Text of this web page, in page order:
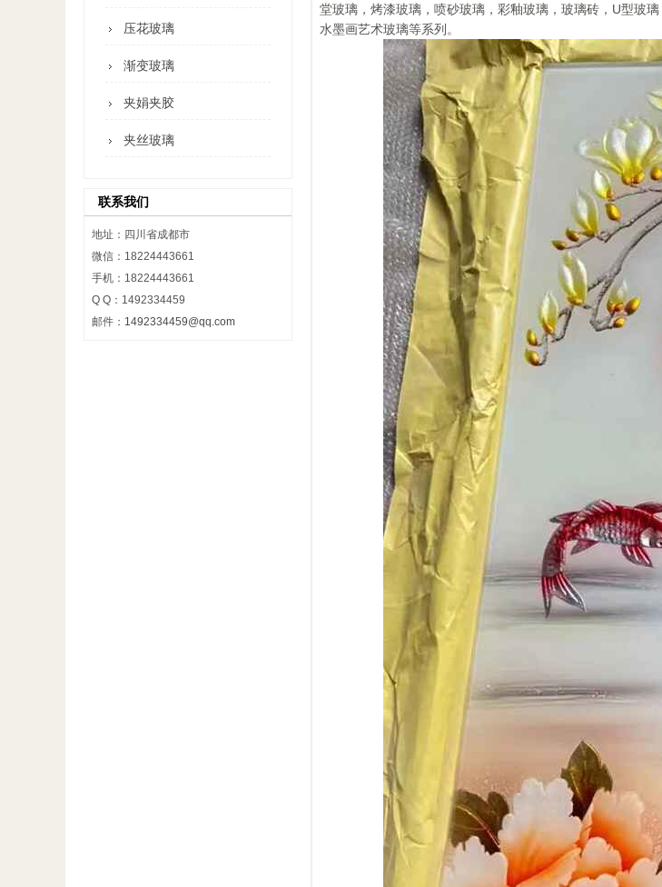
压花玻璃
渐变玻璃
夹娟夹胶
夹丝玻璃
联系我们
地址：四川省成都市
微信：18224443661
手机：18224443661
Q Q：1492334459
邮件： 1492334459@qq.com
堂玻璃，烤漆玻璃，喷砂玻璃，彩釉玻璃，玻璃砖，U型玻
水墨画艺术玻璃等系列。